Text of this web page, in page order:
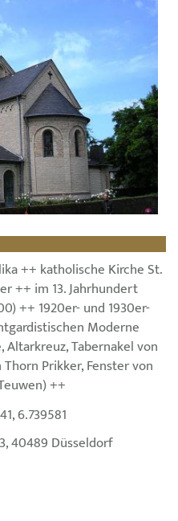
++ katholische Kirche St.
++ im 13. Jahrhundert
++ 1920er- und 1930er-
Moderne
Tabernakel von
Prikker, Fenster von
++
6.739581
40489 Düsseldorf